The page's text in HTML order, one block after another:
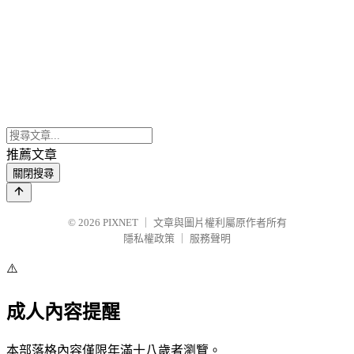
推薦文章
關閉搜尋
© 2026 PIXNET
文章與圖片權利屬原作者所有
隱私權政策
服務聲明
⚠️
成人內容提醒
本部落格內容僅限年滿十八歲者瀏覽。